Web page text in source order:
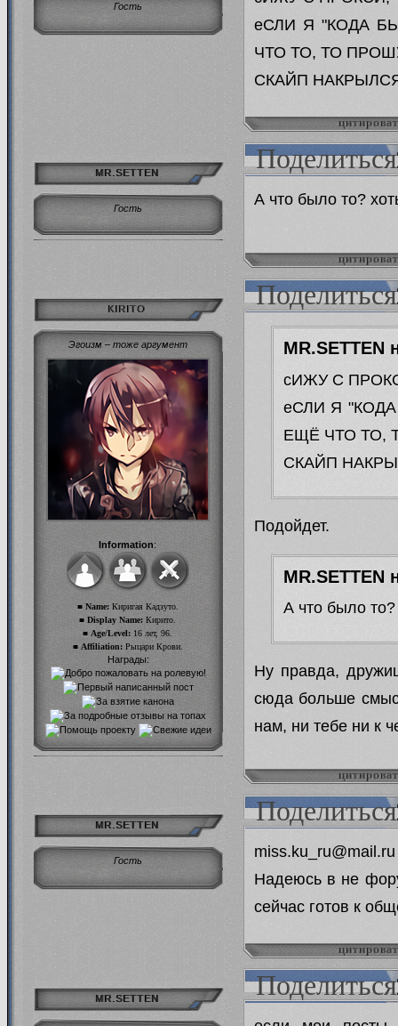
Гость
еСЛИ Я "КОДА
ЧТО ТО, ТО
СКАЙП
Поделиться
MR.SETTEN
Гость А что было то?
Поделиться
KIRITO
Эгоизм – тоже аргумент
Information:
■ Name:Киригая Кадзуто.
■ Display Name: Кирито.
■ Age/Level: 16 лет, 96.
■ Affiliation:Рыцари Крови.
Награды:
MR.SETTEN
сИЖУ С
еСЛИ Я
ЕЩЁ ЧТО ТО,
СКАЙП
Подойдет.
MR.SETTEN
А что было
Ну правда,
сюда больше
нам, ни тебе ни к
Поделиться
MR.SETTEN
Гость
miss.ku_ru@mail.ru
Надеюсь в не
сейчас готов к
Поделиться
MR.SETTEN